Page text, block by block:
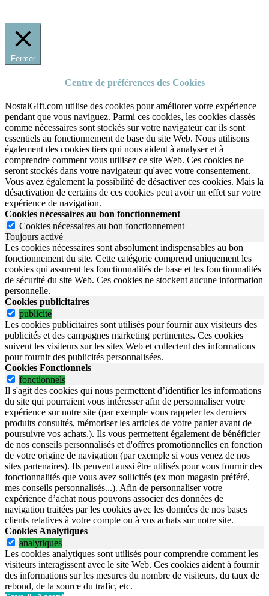
Fermer
Centre de préférences des Cookies
NostalGift.com utilise des cookies pour améliorer votre expérience
pendant que vous naviguez. Parmi ces cookies, les cookies classés
comme nécessaires sont stockés sur votre navigateur car ils sont
essentiels au fonctionnement de base du site Web. Nous utilisons
également des cookies tiers qui nous aident à analyser et à
comprendre comment vous utilisez ce site Web. Ces cookies ne
seront stockés dans votre navigateur qu'avec votre consentement.
Vous avez également la possibilité de désactiver ces cookies. Mais la
désactivation de certains de ces cookies peut avoir un effet sur votre
expérience de navigation.
Cookies nécessaires au bon fonctionnement
Cookies nécessaires au bon fonctionnement
Toujours activé
Les cookies nécessaires sont absolument indispensables au bon
fonctionnement du site. Cette catégorie comprend uniquement les
cookies qui assurent les fonctionnalités de base et les fonctionnalités
de sécurité du site Web. Ces cookies ne stockent aucune information
personnelle.
Cookies publicitaires
publicite
Les cookies publicitaires sont utilisés pour fournir aux visiteurs des
publicités et des campagnes marketing pertinentes. Ces cookies
suivent les visiteurs sur les sites Web et collectent des informations
pour fournir des publicités personnalisées.
Cookies Fonctionnels
fonctionnels
Il s'agit des cookies qui nous permettent d’identifier les informations
du site qui pourraient vous intéresser afin de personnaliser votre
expérience sur notre site (par exemple vous rappeler les derniers
produits consultés, mémoriser les articles de votre panier avant de
poursuivre vos achats.). Ils vous permettent également de bénéficier
de nos conseils personnalisés et d'offres promotionnelles en fonction
de votre origine de navigation (par exemple si vous venez de nos
sites partenaires). Ils peuvent aussi être utilisés pour vous fournir des
fonctionnalités que vous avez sollicités (ex mon magasin préféré,
mes conseils personnalisés...). Afin de personnaliser votre
expérience d’achat nous pouvons associer des données de
navigation traitées par les cookies avec les données de nos bases
clients relatives à votre compte ou à vos achats sur notre site.
Cookies Analytiques
analytiques
Les cookies analytiques sont utilisés pour comprendre comment les
visiteurs interagissent avec le site Web. Ces cookies aident à fournir
des informations sur les mesures du nombre de visiteurs, du taux de
rebond, de la source du trafic, etc.